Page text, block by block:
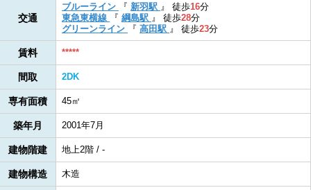
交通
ブルーライン 『 新羽駅 』 徒歩16分
東急東横線
『 綱島駅 』 徒歩28分
グリーンライン
『 高田駅 』 徒歩23分
賃料 *****
間取 2DK
専有面積 45㎡
築年月 2001年7月
建物階建 地上2階 / -
建物構造 木造